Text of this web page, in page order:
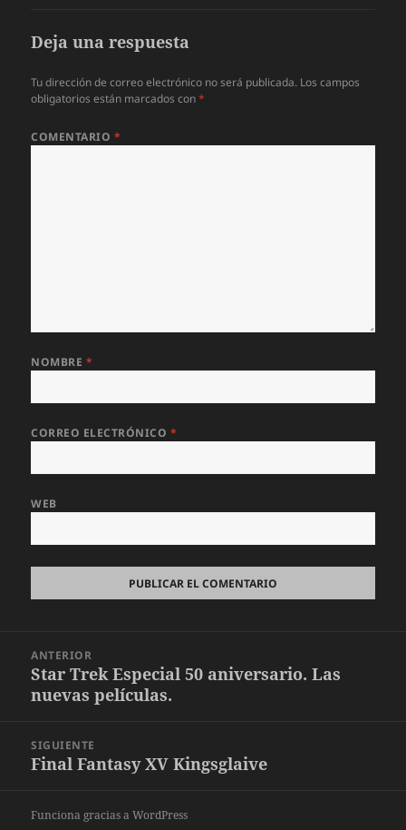
Deja una respuesta
Tu dirección de correo electrónico no será publicada. Los campos
obligatorios están marcados con*
COMENTARIO *
NOMBRE *
CORREO ELECTRÓNICO *
WEB
entradas
ANTERIOR
Entrada
anterior:
Star Trek Especial 50 aniversario. Las
nuevas películas.
SIGUIENTE
Entrada
Final Fantasy XV Kingsglaive
Funciona gracias a WordPress